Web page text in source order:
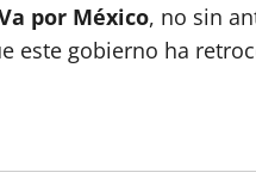
por México, no sin
este gobierno ha